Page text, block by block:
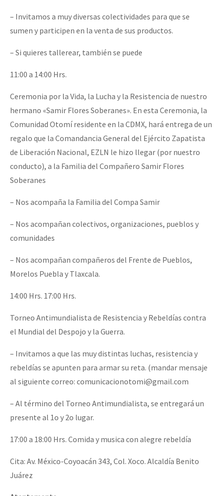
– Invitamos a muy diversas colectividades para que se
sumen y participen en la venta de sus productos.
– Si quieres tallerear, también se puede
11:00 a 14:00 Hrs.
Ceremonia por la Vida, la Lucha y la Resistencia de nuestro
hermano «Samir Flores Soberanes». En esta Ceremonia, la
Comunidad Otomí residente en la CDMX, hará entrega de un
regalo que la Comandancia General del Ejército Zapatista
de Liberación Nacional, EZLN le hizo llegar (por nuestro
conducto), a la Familia del Compañero Samir Flores
Soberanes
– Nos acompaña la Familia del Compa Samir
– Nos acompañan colectivos, organizaciones, pueblos y
comunidades
– Nos acompañan compañeros del Frente de Pueblos,
Morelos Puebla y Tlaxcala.
14:00 Hrs. 17:00 Hrs.
Torneo Antimundialista de Resistencia y Rebeldías contra
el Mundial del Despojo y la Guerra.
– Invitamos a que las muy distintas luchas, resistencia y
rebeldías se apunten para armar su reta. (mandar mensaje
al siguiente correo: comunicacionotomi@gmail.com
– Al término del Torneo Antimundialista, se entregará un
presente al 1o y 2o lugar.
17:00 a 18:00 Hrs. Comida y musica con alegre rebeldía
Cita: Av. México-Coyoacán 343, Col. Xoco. Alcaldía Benito
Juárez